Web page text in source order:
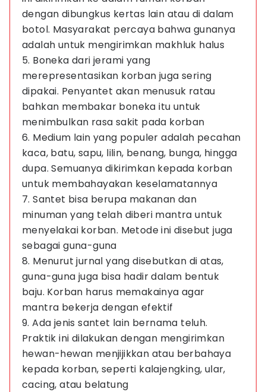
dengan dibungkus kertas lain atau di dalam
botol. Masyarakat percaya bahwa gunanya
adalah untuk mengirimkan makhluk halus
5. Boneka dari jerami yang
merepresentasikan korban juga sering
dipakai. Penyantet akan menusuk ratau
bahkan membakar boneka itu untuk
menimbulkan rasa sakit pada korban
6. Medium lain yang populer adalah pecahan
kaca, batu, sapu, lilin, benang, bunga, hingga
dupa. Semuanya dikirimkan kepada korban
untuk membahayakan keselamatannya
7. Santet bisa berupa makanan dan
minuman yang telah diberi mantra untuk
menyelakai korban. Metode ini disebut juga
sebagai guna-guna
8. Menurut jurnal yang disebutkan di atas,
guna-guna juga bisa hadir dalam bentuk
baju. Korban harus memakainya agar
mantra bekerja dengan efektif
9. Ada jenis santet lain bernama teluh.
Praktik ini dilakukan dengan mengirimkan
hewan-hewan menjijikkan atau berbahaya
kepada korban, seperti kalajengking, ular,
cacing, atau belatung